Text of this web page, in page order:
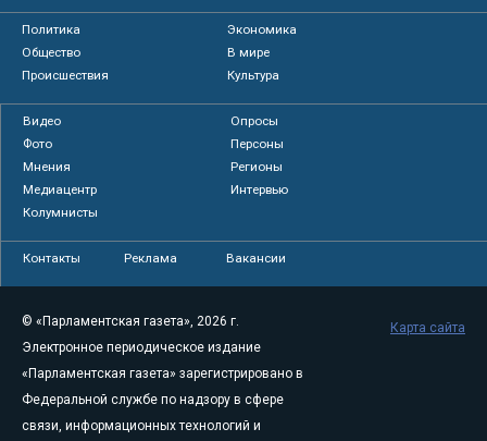
Политика
Экономика
Общество
В мире
Происшествия
Культура
Видео
Опросы
Фото
Персоны
Мнения
Регионы
Медиацентр
Интервью
Колумнисты
Контакты Реклама Вакансии
© «Парламентская газета», 2026 г.
Электронное периодическое издание
«Парламентская газета» зарегистрировано в
Федеральной службе по надзору в сфере
связи, информационных технологий и
Карта сайта